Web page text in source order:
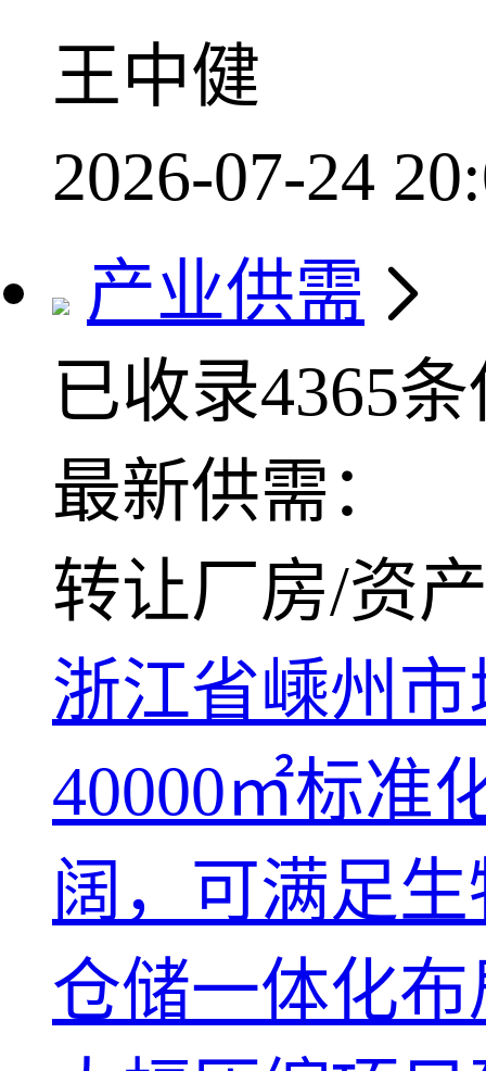
王中健
2026-07-24
产业供需
已收录4365
最新供需：
转让厂房/资
浙江省嵊州
40000㎡标准
阔，可满足
仓储一体化